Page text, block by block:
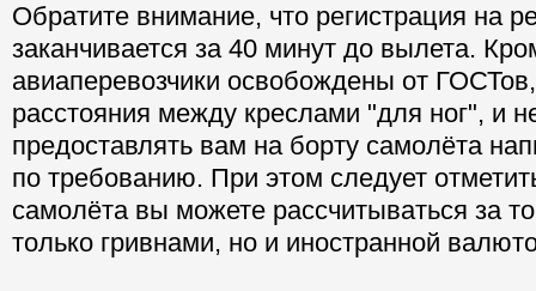
Обратите внимание, что регистрация на
заканчивается за 40 минут до вылета.
авиаперевозчики освобождены от
расстояния между креслами "для ног", и
предоставлять вам на борту самолёта
по требованию. При этом следует
самолёта вы можете рассчитываться за
только гривнами, но и иностранной